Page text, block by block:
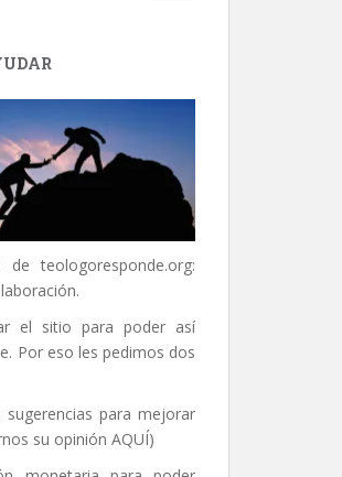
de teologoresponde.org:
el sitio para poder así
Por eso les pedimos dos
sugerencias para mejorar
su opinión AQUÍ)